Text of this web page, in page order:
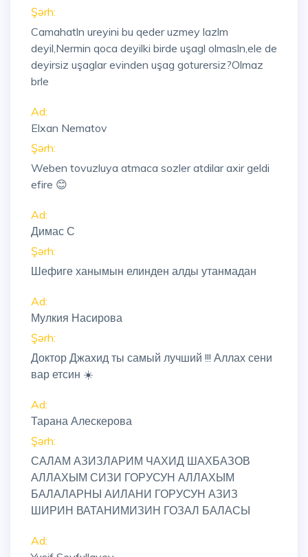
Şərh:
Camahatln ureyini bu qeder uzmey lazlm
deyil,Nermin qoca deyilki birde uşagl olmasln,ele de
deyirsiz uşaglar evinden uşag goturersiz?Olmaz
brle
Ad:
Elxan Nematov
Şərh:
Weben tovuzluya atmaca sozler atdilar axir geldi
efire 😊
Ad:
Димас С
Şərh:
Шефиге ханымын елинден алды утанмадан
Ad:
Мулкия Насирова
Şərh:
Доктор Джахид ты самый лучший !!! Аллах сени
вар етсин ☀️
Ad:
Тарана Алескерова
Şərh:
САЛАМ АЗИЗЛАРИМ ЧАХИД ШАХБАЗОВ
АЛЛАХЫМ СИЗИ ГОРУСУН АЛЛАХЫМ
БАЛАЛАРНЫ АИЛАНИ ГОРУСУН АЗИЗ
ШИРИН ВАТАНИМИЗИН ГОЗАЛ БАЛАСЫ
Ad: